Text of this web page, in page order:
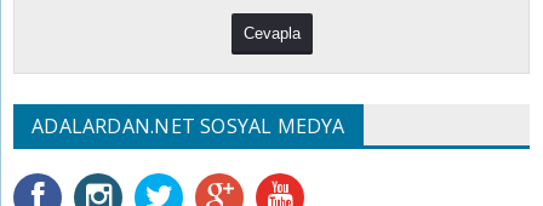
ADALARDAN.NET SOSYAL MEDYA